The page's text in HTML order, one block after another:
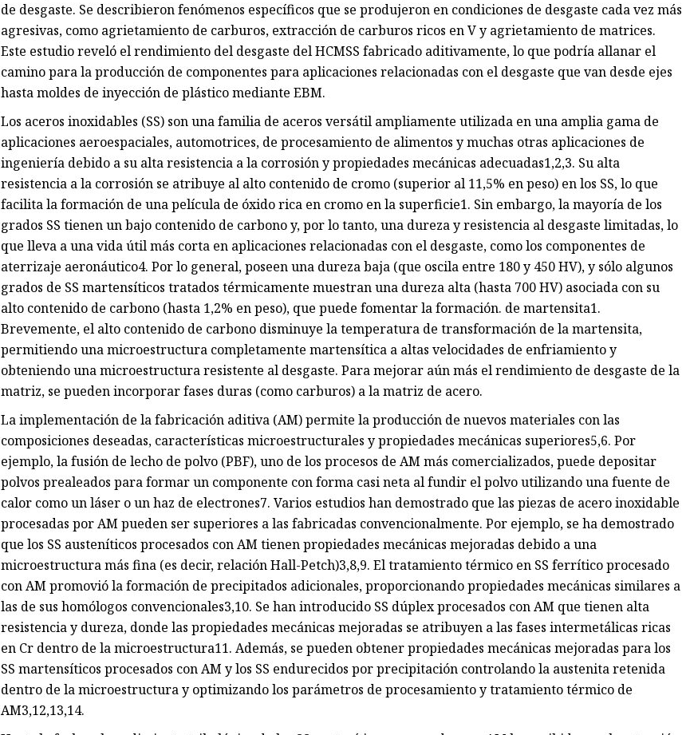
de desgaste. Se describieron fenómenos específicos que se produjeron en condiciones de desgaste cada vez más
agresivas, como agrietamiento de carburos, extracción de carburos ricos en V y agrietamiento de matrices.
Este estudio reveló el rendimiento del desgaste del HCMSS fabricado aditivamente, lo que podría allanar el
camino para la producción de componentes para aplicaciones relacionadas con el desgaste que van desde ejes
hasta moldes de inyección de plástico mediante EBM.
Los aceros inoxidables (SS) son una familia de aceros versátil ampliamente utilizada en una amplia gama de
aplicaciones aeroespaciales, automotrices, de procesamiento de alimentos y muchas otras aplicaciones de
ingeniería debido a su alta resistencia a la corrosión y propiedades mecánicas adecuadas1,2,3. Su alta
resistencia a la corrosión se atribuye al alto contenido de cromo (superior al 11,5% en peso) en los SS, lo que
facilita la formación de una película de óxido rica en cromo en la superficie1. Sin embargo, la mayoría de los
grados SS tienen un bajo contenido de carbono y, por lo tanto, una dureza y resistencia al desgaste limitadas, lo
que lleva a una vida útil más corta en aplicaciones relacionadas con el desgaste, como los componentes de
aterrizaje aeronáutico4. Por lo general, poseen una dureza baja (que oscila entre 180 y 450 HV), y sólo algunos
grados de SS martensíticos tratados térmicamente muestran una dureza alta (hasta 700 HV) asociada con su
alto contenido de carbono (hasta 1,2% en peso), que puede fomentar la formación. de martensita1.
Brevemente, el alto contenido de carbono disminuye la temperatura de transformación de la martensita,
permitiendo una microestructura completamente martensítica a altas velocidades de enfriamiento y
obteniendo una microestructura resistente al desgaste. Para mejorar aún más el rendimiento de desgaste de la
matriz, se pueden incorporar fases duras (como carburos) a la matriz de acero.
La implementación de la fabricación aditiva (AM) permite la producción de nuevos materiales con las
composiciones deseadas, características microestructurales y propiedades mecánicas superiores5,6. Por
ejemplo, la fusión de lecho de polvo (PBF), uno de los procesos de AM más comercializados, puede depositar
polvos prealeados para formar un componente con forma casi neta al fundir el polvo utilizando una fuente de
calor como un láser o un haz de electrones7. Varios estudios han demostrado que las piezas de acero inoxidable
procesadas por AM pueden ser superiores a las fabricadas convencionalmente. Por ejemplo, se ha demostrado
que los SS austeníticos procesados ​​con AM tienen propiedades mecánicas mejoradas debido a una
microestructura más fina (es decir, relación Hall-Petch)3,8,9. El tratamiento térmico en SS ferrítico procesado
con AM promovió la formación de precipitados adicionales, proporcionando propiedades mecánicas similares a
las de sus homólogos convencionales3,10. Se han introducido SS dúplex procesados ​​con AM que tienen alta
resistencia y dureza, donde las propiedades mecánicas mejoradas se atribuyen a las fases intermetálicas ricas
en Cr dentro de la microestructura11. Además, se pueden obtener propiedades mecánicas mejoradas para los
SS martensíticos procesados ​​con AM y los SS endurecidos por precipitación controlando la austenita retenida
dentro de la microestructura y optimizando los parámetros de procesamiento y tratamiento térmico de
AM3,12,13,14.